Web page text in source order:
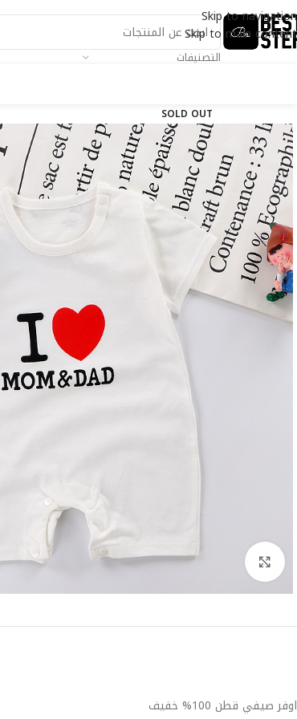
Skip to navigation
Skip to main content
التصنيفات
SOLD OUT
Click to enlarge
اوفر صيفي قطن 100% خفيف